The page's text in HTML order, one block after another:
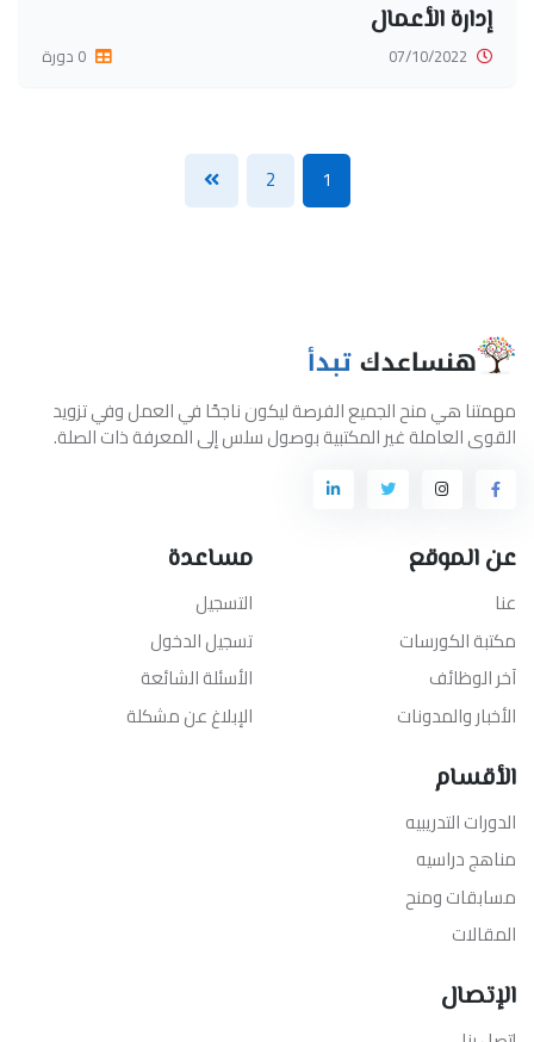
إدارة الأعمال
07/10/2022 0 دورة
1
2
مهمتنا هي منح الجميع الفرصة ليكون ناجحًا في العمل وفي تزويد
القوى العاملة غير المكتبية بوصول سلس إلى المعرفة ذات الصلة.
عن الموقع
عنا
مكتبة الكورسات
آخر الوظائف
الأخبار والمدونات
مساعدة
التسجيل
تسجيل الدخول
الأسئلة الشائعة
الإبلاغ عن مشكلة
الأقسام
الدورات التدريبيه
مناهج دراسيه
مسابقات ومنح
المقالات
الإتصال